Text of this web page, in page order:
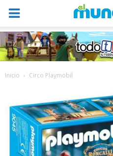
Inicio Circo Playmobil